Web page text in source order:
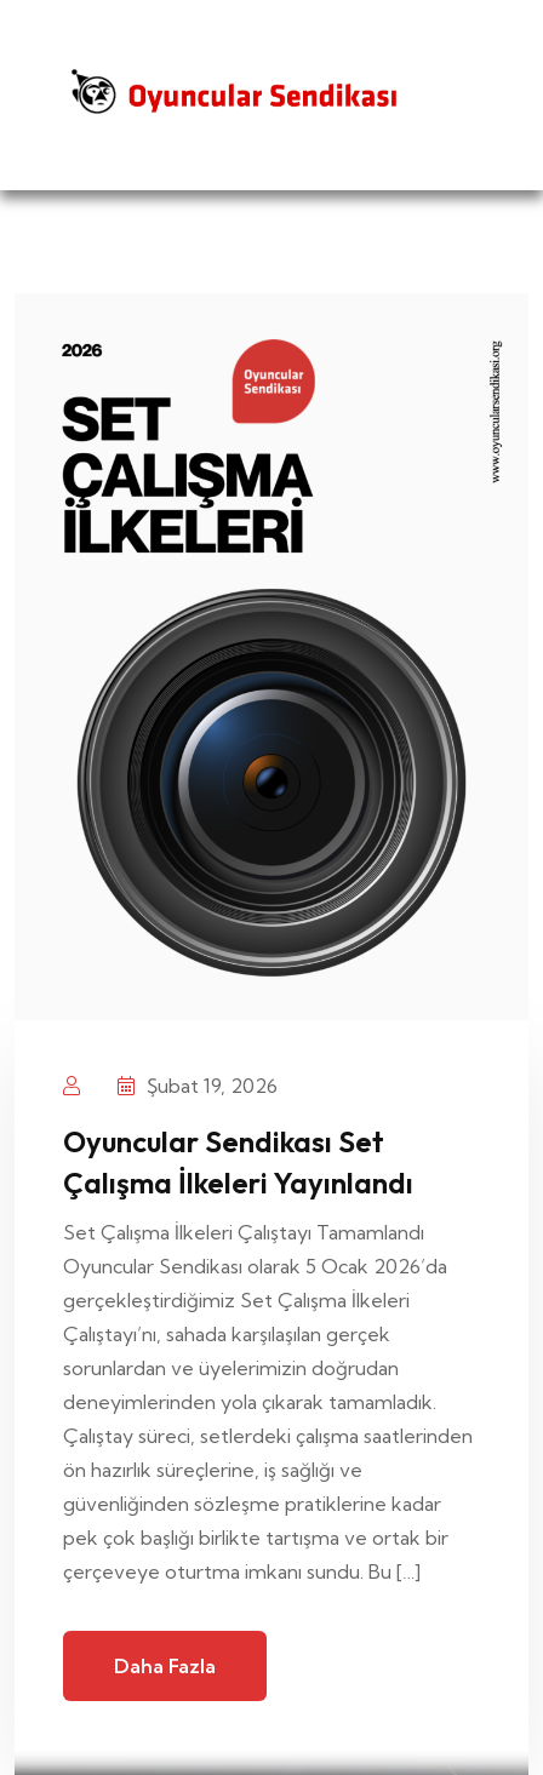
Şubat 19, 2026
Oyuncular Sendikası Set
Çalışma İlkeleri Yayınlandı
Set Çalışma İlkeleri Çalıştayı Tamamlandı
Oyuncular Sendikası olarak 5 Ocak 2026’da
gerçekleştirdiğimiz Set Çalışma İlkeleri
Çalıştayı’nı, sahada karşılaşılan gerçek
sorunlardan ve üyelerimizin doğrudan
deneyimlerinden yola çıkarak tamamladık.
Çalıştay süreci, setlerdeki çalışma saatlerinden
ön hazırlık süreçlerine, iş sağlığı ve
güvenliğinden sözleşme pratiklerine kadar
pek çok başlığı birlikte tartışma ve ortak bir
çerçeveye oturtma imkanı sundu. Bu […]
Daha Fazla